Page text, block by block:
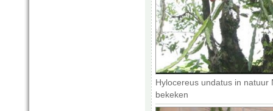
Hylocereus undatus in
bekeken